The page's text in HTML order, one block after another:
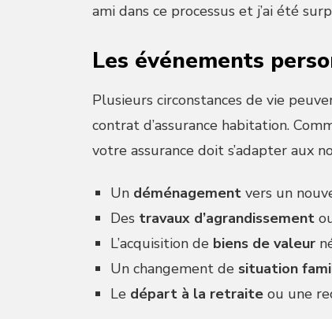
ami dans ce processus et j’ai été
Les événements
Plusieurs circonstances de vie
contrat d’assurance habitation.
votre assurance doit s’adapter aux
Un déménagement vers un
Des travaux d’agrandissement
L’acquisition de biens de valeur
Un changement de situation
Le départ à la retraite ou une